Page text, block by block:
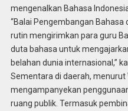
mengenalkan Bahasa
“Balai Pengembangan
rutin mengirimkan para guru
duta bahasa untuk
belahan dunia internasional,”
Sementara di daerah, menurut
mengampanyekan
ruang publik. Termasuk